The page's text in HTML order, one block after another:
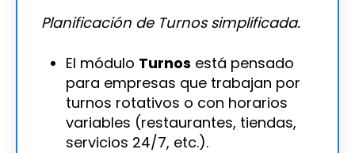
Planificación de Turnos simplificada.
El módulo Turnos está pensado
para empresas que trabajan por
turnos rotativos o con horarios
variables (restaurantes, tiendas,
servicios 24/7, etc.).